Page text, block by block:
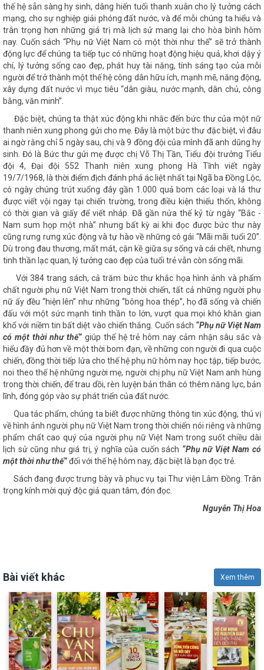
thế hệ sẵn sàng hy sinh, dâng hiến tuổi thanh xuân cho lý tưởng cách
mạng, cho sự nghiệp giải phóng đất nước, và để mỗi chúng ta hiểu và
trân trọng hơn những giá trị mà lịch sử mang lại cho hòa bình hôm
nay. Cuốn sách “Phụ nữ Việt Nam có một thời như thế” sẽ trở thành
động lực để chúng ta tiếp tục có những hoạt động hiệu quả, khơi dậy ý
chí, lý tưởng sống cao đẹp, phát huy tài năng, tính sáng tạo của mỗi
người để trở thành một thế hệ công dân hữu ích, mạnh mẽ, năng động,
xây dựng đất nước vì mục tiêu “dân giàu, nước mạnh, dân chủ, công
bằng, văn minh”.
Đặc biệt, chúng ta thật xúc động khi nhắc đến bức thư của một nữ
thanh niên xung phong gửi cho mẹ. Đây là một bức thư đặc biệt, vì đâu
ai ngờ rằng chỉ 5 ngày sau, chị và 9 đồng đội của mình đã anh dũng hy
sinh. Đó là Bức thư gửi mẹ được chị Võ Thị Tần, Tiểu đội trưởng Tiểu
đội 4, Đại đội 552 Thanh niên xung phong Hà Tĩnh viết ngày
19/7/1968, là thời điểm địch đánh phá ác liệt nhất tại Ngã ba Đồng Lộc,
có ngày chúng trút xuống đây gần 1.000 quả bom các loại và lá thư
được viết vội ngay tại chiến trường, trong điều kiện thiếu thốn, không
có thời gian và giấy để viết nháp. Đã gần nửa thế kỷ từ ngày “Bắc -
Nam sum họp một nhà” nhưng bất kỳ ai khi đọc được bức thư này
cũng rưng rưng xúc động và tự hào về những cô gái “Mãi mãi tuổi 20”.
Dù trong đau thương, mất mát, cận kề giữa sự sống và cái chết, nhưng
tinh thần lạc quan, lý tưởng cao đẹp của tuổi trẻ vẫn còn sống mãi.
Với 384 trang sách, cả trăm bức thư khắc họa hình ảnh và phẩm
chất người phụ nữ Việt Nam trong thời chiến, tất cả những người phụ
nữ ấy đều “hiện lên” như những “bông hoa thép”, họ đã sống và chiến
đấu với một sức mạnh tinh thần to lớn, vượt qua mọi khó khăn gian
khổ với niềm tin bất diệt vào chiến thắng. Cuốn sách “Phụ nữ Việt Nam
có một thời như thế” giúp thế hệ trẻ hôm nay cảm nhận sâu sắc và
hiểu đầy đủ hơn về một thời bom đạn, về những con người đi qua cuộc
chiến, đồng thời tiếp lửa cho thế hệ phụ nữ hôm nay học tập, tiếp bước,
noi theo thế hệ những người mẹ, người chị phụ nữ Việt Nam anh hùng
trong thời chiến, để trau dồi, rèn luyện bản thân có thêm năng lực, bản
lĩnh, đóng góp vào sự phát triển của đất nước.
Qua tác phẩm, chúng ta biết được những thông tin xúc động, thú vị
về hình ảnh người phụ nữ Việt Nam trong thời chiến nói riêng và những
phẩm chất cao quý của người phụ nữ Việt Nam trong suốt chiều dài
lịch sử cũng như giá trị, ý nghĩa của cuốn sách “Phụ nữ Việt Nam có
một thời như thế”đối với thế hệ hôm nay, đặc biệt là bạn đọc trẻ.
Sách đang được trưng bày và phục vụ tại Thư viện Lâm Đồng. Trân
trọng kính mời quý độc giả quan tâm, đón đọc.
Nguyễn Thị Hoa
Bài viết khác Xem thêm